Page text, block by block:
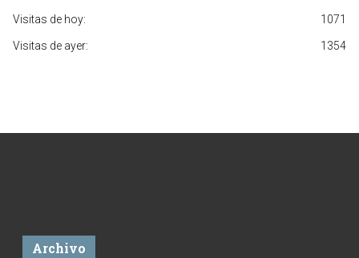
1071
Visitas de hoy:
1354
Visitas de ayer:
Archivo